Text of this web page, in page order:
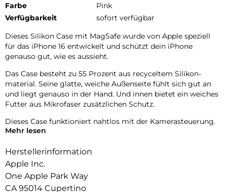
Farbe
Pink
Verfügbarkeit
sofort verfügbar
Dieses Silikon Case mit MagSafe wurde von Apple speziell
für das iPhone 16 entwickelt und schützt dein iPhone
genauso gut, wie es aussieht.
Das Case besteht zu 55 Prozent aus recyceltem Silikon­
material. Seine glatte, weiche Außenseite fühlt sich gut an
und liegt genauso in der Hand. Und innen bietet ein weiches
Futter aus Mikrofaser zusätzlichen Schutz.
Dieses Case funktioniert nahtlos mit der Kamerasteuerung.
Es kommt mit Saphirglas mit einer leitenden Schicht, die die
überträgt.
Mit integrierten Magneten, die sich perfekt am iPhone 16
ausrichten, hält das Case ganz einfach und sorgt für
schnelleres kabel­loses Laden. Lass dein iPhone beim Laden
Mehr lesen
Herstellerinformation
Apple Inc.
One Apple Park Way
CA 95014 Cupertino